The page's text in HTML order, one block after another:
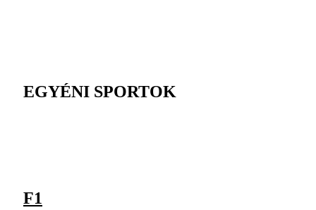
EGYÉNI SPORTOK
F1